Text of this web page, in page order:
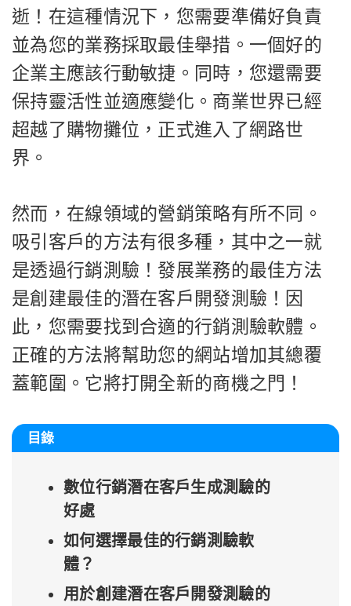
逝！在這種情況下，您需要準備好負責
並為您的業務採取最佳舉措。一個好的
企業主應該行動敏捷。同時，您還需要
保持靈活性並適應變化。商業世界已經
超越了購物攤位，正式進入了網路世
界。
然而，在線領域的營銷策略有所不同。
吸引客戶的方法有很多種，其中之一就
是透過行銷測驗！發展業務的最佳方法
是創建最佳的潛在客戶開發測驗！因
此，您需要找到合適的行銷測驗軟體。
正確的方法將幫助您的網站增加其總覆
蓋範圍。它將打開全新的商機之門！
目錄
數位行銷潛在客戶生成測驗的
好處
如何選擇最佳的行銷測驗軟
體？
用於創建潛在客戶開發測驗的